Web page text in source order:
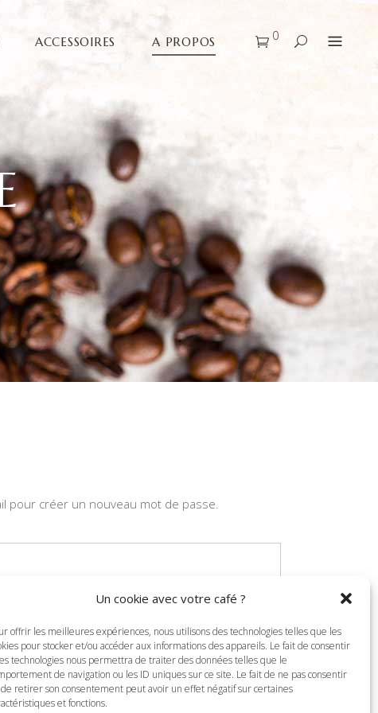
Un cookie avec votre café ?
offrir les meilleures expériences, nous utilisons des technologies telles que les
pour stocker et/ou accéder aux informations des appareils. Le fait de consentir
technologies nous permettra de traiter des données telles que le
de navigation ou les ID uniques sur ce site. Le fait de ne pas consentir
retirer son consentement peut avoir un effet négatif sur certaines
et fonctions.
ACCESSOIRES A PROPOS 0
pour créer un nouveau mot de passe.